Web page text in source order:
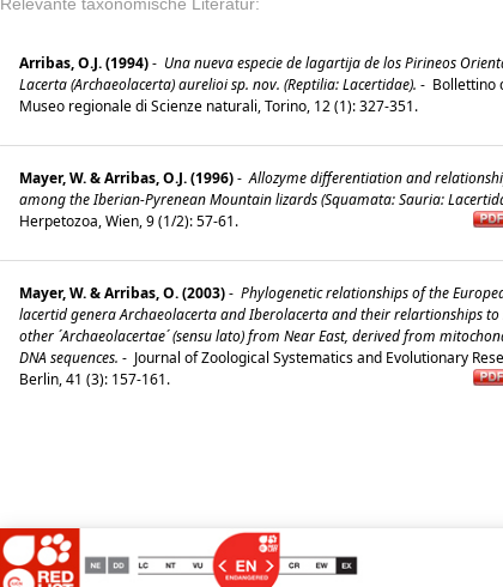
Relevante taxonomische Literatur:
Arribas, O.J. (1994)- Una nueva especie de lagartija de los Pirineos
Lacerta (Archaeolacerta) aurelioi sp. nov. (Reptilia: Lacertidae). - Bollettino
Museo regionale di Scienze naturali, Torino, 12 (1): 327-351.
Mayer, W. & Arribas, O.J. (1996)- Allozyme differentiation and
among the Iberian-Pyrenean Mountain lizards (Squamata: Sauria:
Herpetozoa, Wien, 9 (1/2): 57-61.
Mayer, W. & Arribas, O. (2003)- Phylogenetic relationships of the
lacertid genera Archaeolacerta and Iberolacerta and their relartionships to
other ´Archaeolacertae´ (sensu lato) from Near East, derived from
DNA sequences. - Journal of Zoological Systematics and Evolutionary
Berlin, 41 (3): 157-161.